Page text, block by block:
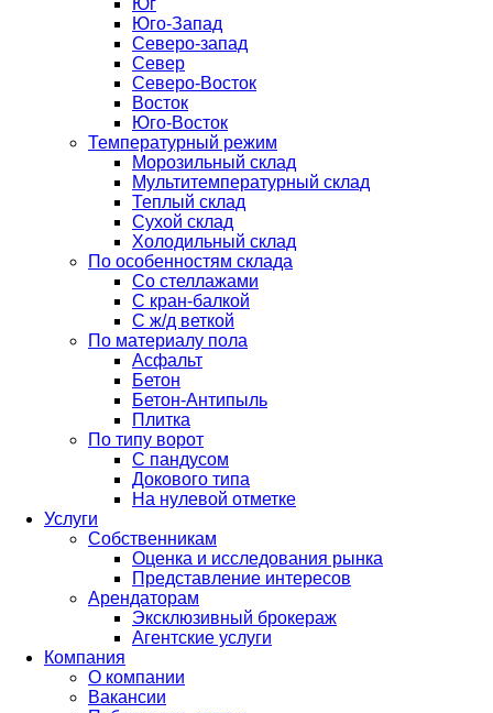
Юг
Юго-Запад
Северо-запад
Север
Северо-Восток
Восток
Юго-Восток
Температурный режим
Морозильный склад
Мультитемпературный склад
Теплый склад
Сухой склад
Холодильный склад
По особенностям склада
Со стеллажами
С кран-балкой
С ж/д веткой
По материалу пола
Асфальт
Бетон
Бетон-Антипыль
Плитка
По типу ворот
С пандусом
Докового типа
На нулевой отметке
Услуги
Собственникам
Оценка и исследования рынка
Представление интересов
Арендаторам
Эксклюзивный брокераж
Агентские услуги
Компания
О компании
Вакансии